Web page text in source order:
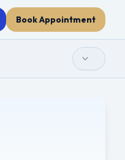
Book Appointment